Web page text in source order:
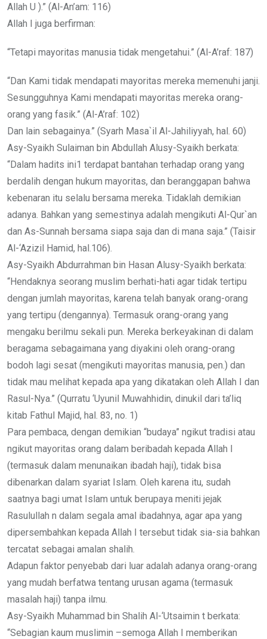
Allah U ).” (Al-An’am: 116)
Allah I juga berfirman:
“Tetapi mayoritas manusia tidak mengetahui.” (Al-A’raf: 187)
“Dan Kami tidak mendapati mayoritas mereka memenuhi janji.
Sesungguhnya Kami mendapati mayoritas mereka orang-
orang yang fasik.” (Al-A’raf: 102)
Dan lain sebagainya.” (Syarh Masa`il Al-Jahiliyyah, hal. 60)
Asy-Syaikh Sulaiman bin Abdullah Alusy-Syaikh berkata:
“Dalam hadits ini1 terdapat bantahan terhadap orang yang
berdalih dengan hukum mayoritas, dan beranggapan bahwa
kebenaran itu selalu bersama mereka. Tidaklah demikian
adanya. Bahkan yang semestinya adalah mengikuti Al-Qur`an
dan As-Sunnah bersama siapa saja dan di mana saja.” (Taisir
Al-‘Azizil Hamid, hal.106).
Asy-Syaikh Abdurrahman bin Hasan Alusy-Syaikh berkata:
“Hendaknya seorang muslim berhati-hati agar tidak tertipu
dengan jumlah mayoritas, karena telah banyak orang-orang
yang tertipu (dengannya). Termasuk orang-orang yang
mengaku berilmu sekali pun. Mereka berkeyakinan di dalam
beragama sebagaimana yang diyakini oleh orang-orang
bodoh lagi sesat (mengikuti mayoritas manusia, pen.) dan
tidak mau melihat kepada apa yang dikatakan oleh Allah I dan
Rasul-Nya.” (Qurratu ‘Uyunil Muwahhidin, dinukil dari ta’liq
kitab Fathul Majid, hal. 83, no. 1)
Para pembaca, dengan demikian “budaya” ngikut tradisi atau
ngikut mayoritas orang dalam beribadah kepada Allah I
(termasuk dalam menunaikan ibadah haji), tidak bisa
dibenarkan dalam syariat Islam. Oleh karena itu, sudah
saatnya bagi umat Islam untuk berupaya meniti jejak
Rasulullah n dalam segala amal ibadahnya, agar apa yang
dipersembahkan kepada Allah I tersebut tidak sia-sia bahkan
tercatat sebagai amalan shalih.
Adapun faktor penyebab dari luar adalah adanya orang-orang
yang mudah berfatwa tentang urusan agama (termasuk
masalah haji) tanpa ilmu.
Asy-Syaikh Muhammad bin Shalih Al-‘Utsaimin t berkata:
“Sebagian kaum muslimin –semoga Allah I memberikan